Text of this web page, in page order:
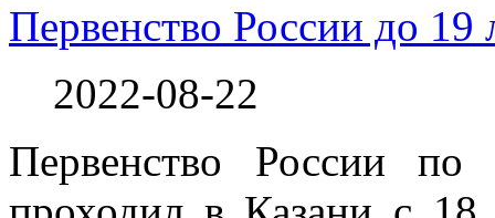
Первенство России до 19
2022-08-22
Первенство России